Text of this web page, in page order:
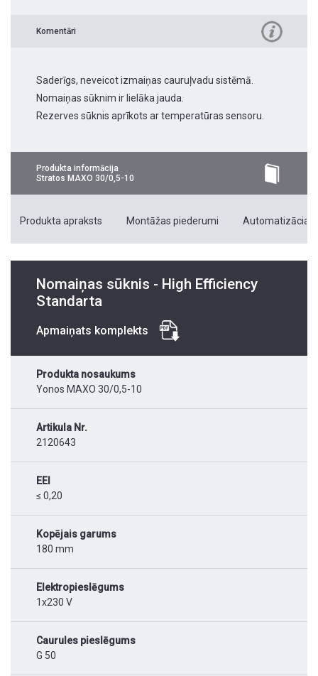
Komentāri
Saderīgs, neveicot izmaiņas cauruļvadu sistēmā.
Nomaiņas sūknim ir lielāka jauda.
Rezerves sūknis aprīkots ar temperatūras sensoru.
Produkta informācija
Stratos MAXO 30/0,5-10
Produkta apraksts Montāžas piederumi Automatizācias
Nomaiņas sūknis - High Efficiency
Standarta
Apmaiņats komplekts
Produkta nosaukums
Yonos MAXO 30/0,5-10
Artikula Nr.
2120643
EEI
≤ 0,20
Kopējais garums
180 mm
Elektropieslēgums
1x230 V
Caurules pieslēgums
G 50